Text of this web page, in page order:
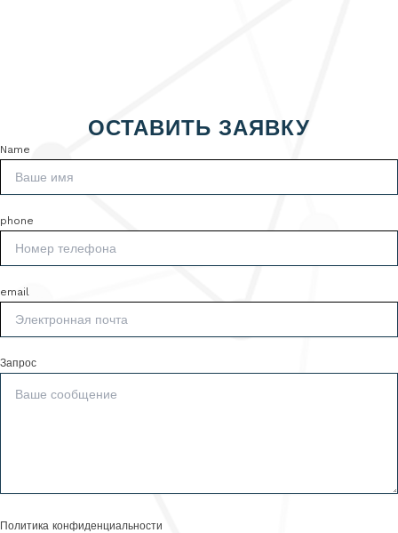
ОСТАВИТЬ ЗАЯВКУ
Name
phone
email
Запрос
Политика конфиденциальности